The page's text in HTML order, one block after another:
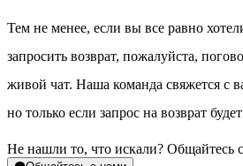
Тем не менее, если вы все равно
запросить возврат, пожалуйста,
живой чат. Наша команда свяжется с
но только если запрос на возврат
Не нашли то, что искали? Общайтесь